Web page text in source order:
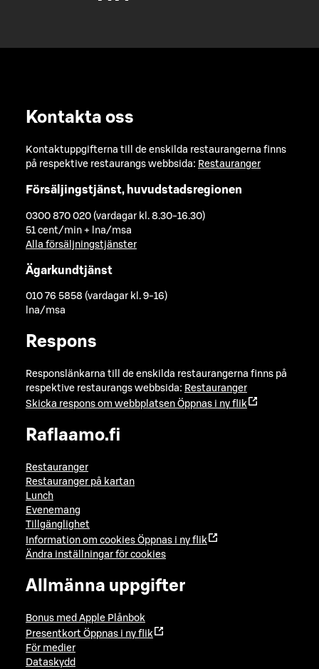
Kontakta oss
Kontaktuppgifterna till de enskilda restaurangerna finns
på respektive restaurangs webbsida: Restauranger
Försäljingstjänst, huvudstadsregionen
0300 870 020 (vardagar kl. 8.30-16.30)
51 cent/min + lna/msa
Alla försäljningstjänster
Ägarkundtjänst
010 76 5858 (vardagar kl. 9-16)
lna/msa
Respons
Responslänkarna till de enskilda restaurangerna finns på
respektive restaurangs webbsida: Restauranger
Skicka respons om webbplatsen Öppnas i ny flik
Raflaamo.fi
Restauranger
Restauranger på kartan
Lunch
Evenemang
Tillgänglighet
Information om cookies Öppnas i ny flik
Ändra inställningar för cookies
Allmänna uppgifter
Bonus med Apple Plånbok
Presentkort Öppnas i ny flik
För medier
Dataskydd